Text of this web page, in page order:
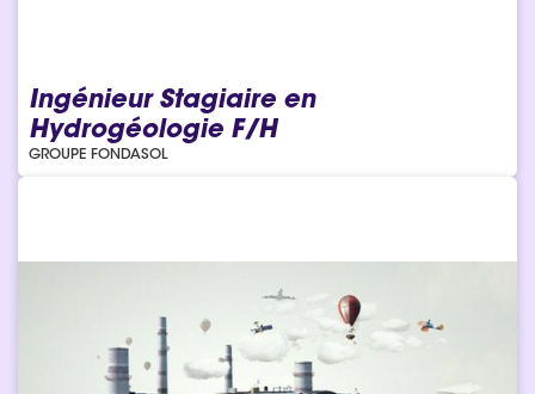
Ingénieur Stagiaire en
Hydrogéologie F/H
GROUPE FONDASOL